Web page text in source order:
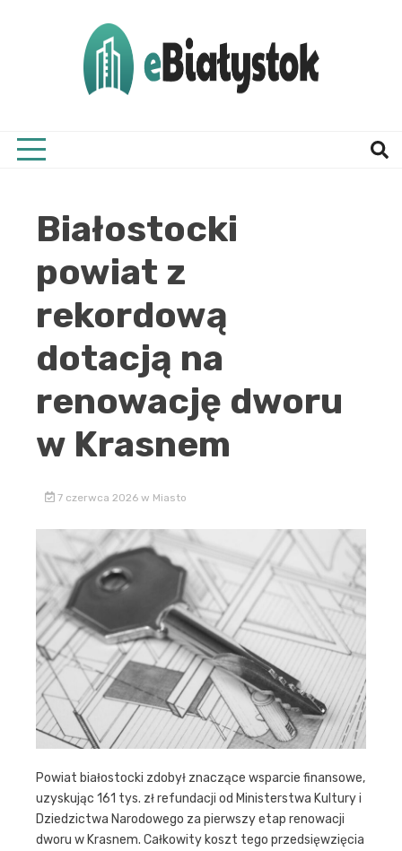
Białostocki
powiat z
rekordową
dotacją na
renowację dworu
w Krasnem
7 czerwca 2026 w Miasto
Powiat białostocki zdobył znaczące wsparcie finansowe,
uzyskując 161 tys. zł refundacji od Ministerstwa Kultury i
Dziedzictwa Narodowego za pierwszy etap renowacji
dworu w Krasnem. Całkowity koszt tego przedsięwzięcia